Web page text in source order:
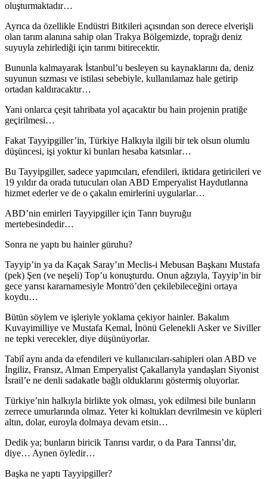
oluşturmaktadır…
Ayrıca da özellikle Endüstri Bitkileri açısından son derece elverişli
olan tarım alanına sahip olan Trakya Bölgemizde, toprağı deniz
suyuyla zehirlediği için tarımı bitirecektir.
Bununla kalmayarak İstanbul’u besleyen su kaynaklarını da, deniz
suyunun sızması ve istilası sebebiyle, kullanılamaz hale getirip
ortadan kaldıracaktır…
Yani onlarca çeşit tahribata yol açacaktır bu hain projenin pratiğe
geçirilmesi…
Fakat Tayyipgiller’in, Türkiye Halkıyla ilgili bir tek olsun olumlu
düşüncesi, işi yoktur ki bunları hesaba katsınlar…
Bu Tayyipgiller, sadece yapımcıları, efendileri, iktidara getiricileri ve
19 yıldır da orada tutucuları olan ABD Emperyalist Haydutlarına
hizmet ederler ve de o çakalın emirlerini uygularlar…
ABD’nin emirleri Tayyipgiller için Tanrı buyruğu
mertebesindedir…
Sonra ne yaptı bu hainler güruhu?
Tayyip’in ya da Kaçak Saray’ın Meclis-i Mebusan Başkanı Mustafa
(pek) Şen (ve neşeli) Top’u konuşturdu. Onun ağzıyla, Tayyip’in bir
gece yarısı kararnamesiyle Montrö’den çekilebileceğini ortaya
koydu…
Bütün söylem ve işleriyle yoklama çekiyor hainler. Bakalım
Kuvayimilliye ve Mustafa Kemal, İnönü Gelenekli Asker ve Siviller
ne tepki verecekler, diye düşünüyorlar.
Tabiî aynı anda da efendileri ve kullanıcıları-sahipleri olan ABD ve
İngiliz, Fransız, Alman Emperyalist Çakallarıyla yandaşları Siyonist
İsrail’e ne denli sadakatle bağlı olduklarını göstermiş oluyorlar.
Türkiye’nin halkıyla birlikte yok olması, yok edilmesi bile bunların
zerrece umurlarında olmaz. Yeter ki koltukları devrilmesin ve küpleri
altın, dolar, euroyla dolmaya devam etsin…
Dedik ya; bunların biricik Tanrısı vardır, o da Para Tanrısı’dır,
diye… Aynen öyledir…
Başka ne yaptı Tayyipgiller?